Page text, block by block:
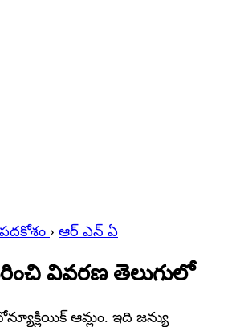
› ఆర్ ఎన్ ఏ
వివరణ తెలుగులో
ఆమ్లం. ఇది జన్యు